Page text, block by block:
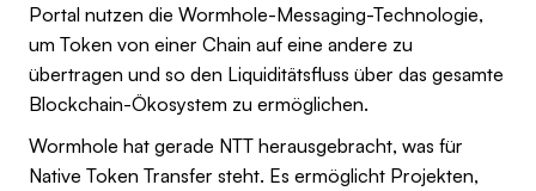
Portal nutzen die Wormhole-Messaging-Technologie,
um Token von einer Chain auf eine andere zu
übertragen und so den Liquiditätsfluss über das gesamte
Blockchain-Ökosystem zu ermöglichen.
Wormhole hat gerade NTT herausgebracht, was für
Native Token Transfer steht. Es ermöglicht Projekten,